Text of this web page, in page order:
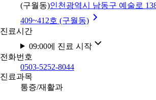
(구월동)인천광역시 남동구 예술로
409~412호 (구월동)
진료시간
09:00에 진료 시작
전화번호
0503-5252-8044
진료과목
통증/재활과